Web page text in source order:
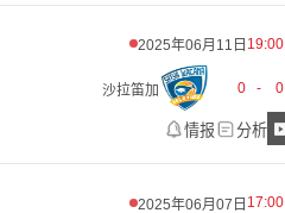
2025年06月11日 19:00
沙拉笛加 0 - 0
情报 分析
2025年06月07日 17:00